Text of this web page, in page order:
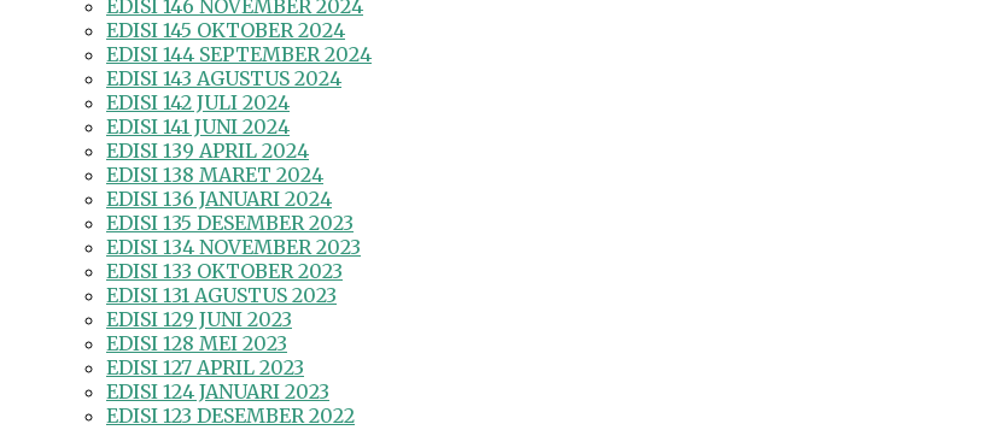
EDISI 146 NOVEMBER 2024
EDISI 145 OKTOBER 2024
EDISI 144 SEPTEMBER 2024
EDISI 143 AGUSTUS 2024
EDISI 142 JULI 2024
EDISI 141 JUNI 2024
EDISI 139 APRIL 2024
EDISI 138 MARET 2024
EDISI 136 JANUARI 2024
EDISI 135 DESEMBER 2023
EDISI 134 NOVEMBER 2023
EDISI 133 OKTOBER 2023
EDISI 131 AGUSTUS 2023
EDISI 129 JUNI 2023
EDISI 128 MEI 2023
EDISI 127 APRIL 2023
EDISI 124 JANUARI 2023
EDISI 123 DESEMBER 2022